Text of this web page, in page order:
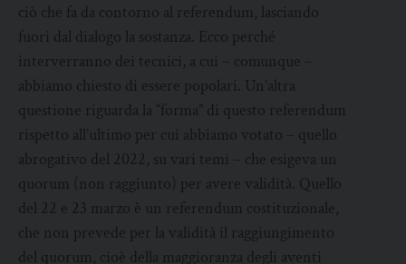
ciò che fa da contorno al referendum, lasciando
fuori dal dialogo la sostanza. Ecco perché
interverranno dei tecnici, a cui – comunque –
abbiamo chiesto di essere popolari. Un’altra
questione riguarda la “forma” di questo referendum
rispetto all’ultimo per cui abbiamo votato – quello
abrogativo del 2022, su vari temi – che esigeva un
quorum (non raggiunto) per avere validità. Quello
del 22 e 23 marzo è un referendum costituzionale,
che non prevede per la validità il raggiungimento
del quorum, cioè della maggioranza degli aventi